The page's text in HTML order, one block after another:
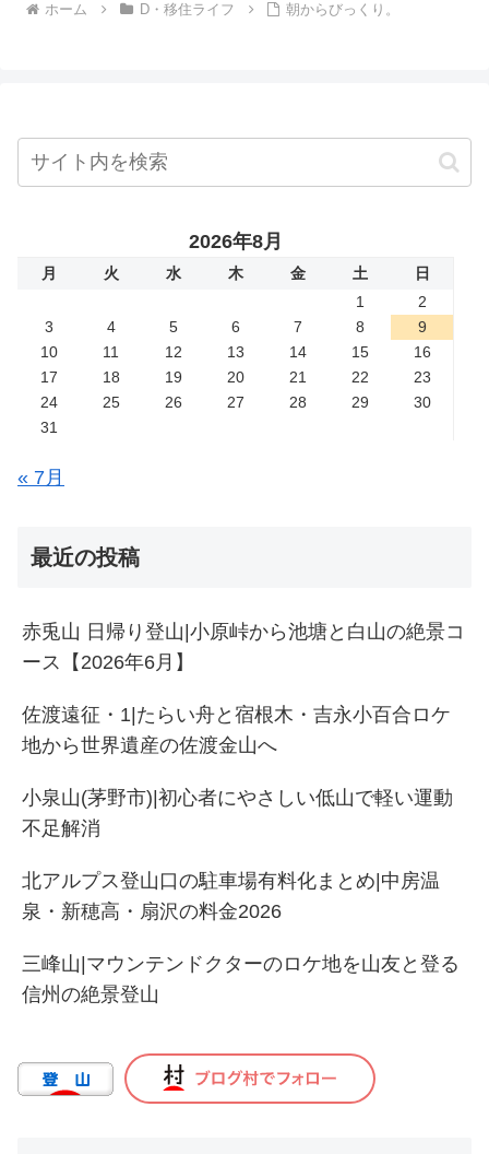
ホーム D・移住ライフ 朝からびっくり。
2026年8月
月 火 水 木 金 土
日
1
2
3
4 5 6 7 8
9
10
11 12 13 14 15
16
17
18 19 20 21 22
23
24
25 26 27 28 29
30
31
« 7月
最近の投稿
赤兎山 日帰り登山|小原峠から池塘と白山の絶景コ
ース【2026年6月】
佐渡遠征・1|たらい舟と宿根木・吉永小百合ロケ
地から世界遺産の佐渡金山へ
小泉山(茅野市)|初心者にやさしい低山で軽い運動
不足解消
北アルプス登山口の駐車場有料化まとめ|中房温
泉・新穂高・扇沢の料金2026
三峰山|マウンテンドクターのロケ地を山友と登る
信州の絶景登山